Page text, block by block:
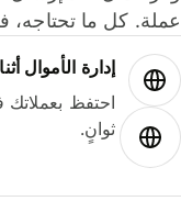
كل ما تحتاجه،
إدارة الأموال
احتفظ بعملاتك
ثوانٍ.